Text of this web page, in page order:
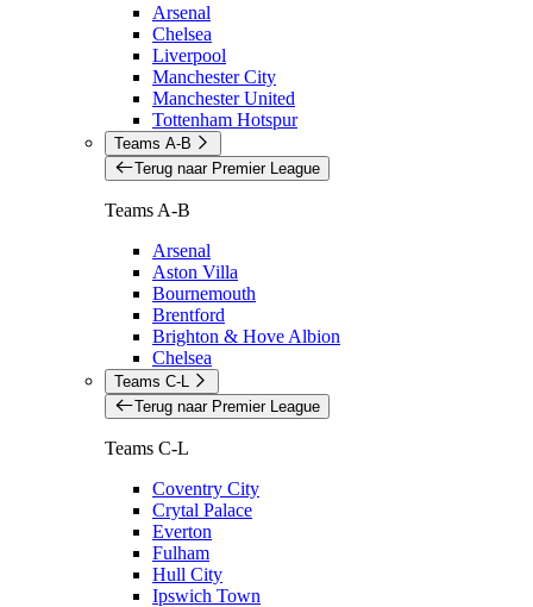
Arsenal
Chelsea
Liverpool
Manchester City
Manchester United
Tottenham Hotspur
Teams A-B
Terug naar Premier League
Teams A-B
Arsenal
Aston Villa
Bournemouth
Brentford
Brighton & Hove Albion
Chelsea
Teams C-L
Terug naar Premier League
Teams C-L
Coventry City
Crytal Palace
Everton
Fulham
Hull City
Ipswich Town